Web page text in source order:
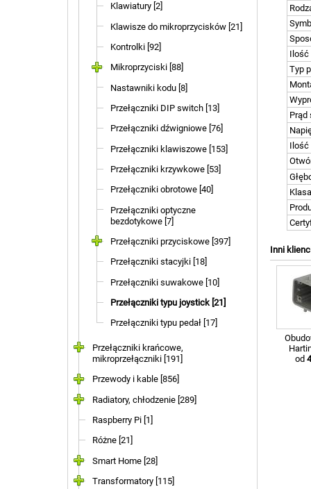
Klawiatury [2]
Klawisze do mikroprzycisków [21]
Kontrolki [92]
Mikroprzyciski [88]
Nastawniki kodu [8]
Przełączniki DIP switch [13]
Przełączniki dźwigniowe [76]
Przełączniki klawiszowe [153]
Przełączniki krzywkowe [53]
Przełączniki obrotowe [40]
Przełączniki optyczne
bezdotykowe [7]
Przełączniki przyciskowe [397]
Przełączniki stacyjki [18]
Przełączniki suwakowe [10]
Przełączniki typu joystick [21]
Przełączniki typu pedał [17]
Przełączniki krańcowe,
mikroprzełączniki [191]
Przewody i kable [856]
Radiatory, chłodzenie [289]
Raspberry Pi [1]
Różne [21]
Smart Home [28]
Transformatory [115]
Ilość
Typ
Prąd
Ilość
Inni
od